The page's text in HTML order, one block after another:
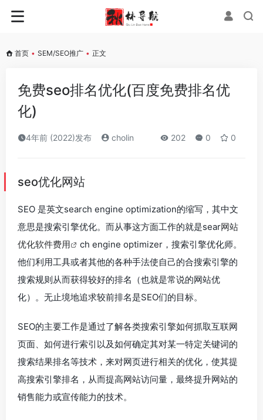
首页 • SEM/SEO推广 • 正文
免费seo排名优化(百度免费排名优
化)
4年前 (2022)发布 cholin 202 0 0
seo优化网站
SEO 是英文search engine optimization的缩写，其中文
意思是搜索引擎优化。而从事这方面工作的就是sear网站
优化软件费用
ch engine optimizer，搜索引擎优化师。
他们利用工具或者其他的各种手法使自己的合搜索引擎的
搜索规则从而获得较好的排名（也就是常说的网站优
化）。无止境地追求较前排名是SEO们的目标。
SEO的主要工作是通过了解各类搜索引擎如何抓取互联网
页面、如何进行索引以及如何确定其对某一特定关键词的
搜索结果排名等技术，来对网页进行相关的优化，使其提
高搜索引擎排名，从而提高网站访问量，最终提升网站的
销售能力或宣传能力的技术。